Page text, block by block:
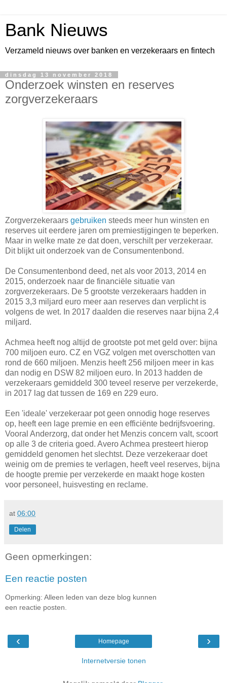
Bank Nieuws
Verzameld nieuws over banken en verzekeraars en fintech
dinsdag 13 november 2018
Onderzoek winsten en reserves
zorgverzekeraars
Zorgverzekeraars gebruiken steeds meer hun winsten en
reserves uit eerdere jaren om premiestijgingen te beperken.
Maar in welke mate ze dat doen, verschilt per verzekeraar.
Dit blijkt uit onderzoek van de Consumentenbond.
De Consumentenbond deed, net als voor 2013, 2014 en
2015, onderzoek naar de financiële situatie van
zorgverzekeraars. De 5 grootste verzekeraars hadden in
2015 3,3 miljard euro meer aan reserves dan verplicht is
volgens de wet. In 2017 daalden die reserves naar bijna 2,4
miljard.
Achmea heeft nog altijd de grootste pot met geld over: bijna
700 miljoen euro. CZ en VGZ volgen met overschotten van
rond de 660 miljoen. Menzis heeft 256 miljoen meer in kas
dan nodig en DSW 82 miljoen euro. In 2013 hadden de
verzekeraars gemiddeld 300 teveel reserve per verzekerde,
in 2017 lag dat tussen de 169 en 229 euro.
Een 'ideale' verzekeraar pot geen onnodig hoge reserves
op, heeft een lage premie en een efficiënte bedrijfsvoering.
Vooral Anderzorg, dat onder het Menzis concern valt, scoort
op alle 3 de criteria goed. Avero Achmea presteert hierop
gemiddeld genomen het slechtst. Deze verzekeraar doet
weinig om de premies te verlagen, heeft veel reserves, bijna
de hoogte premie per verzekerde en maakt hoge kosten
voor personeel, huisvesting en reclame.
at 06:00
Delen
Geen opmerkingen:
Een reactie posten
Opmerking: Alleen leden van deze blog kunnen
een reactie posten.
‹ ›
Homepage
Internetversie tonen